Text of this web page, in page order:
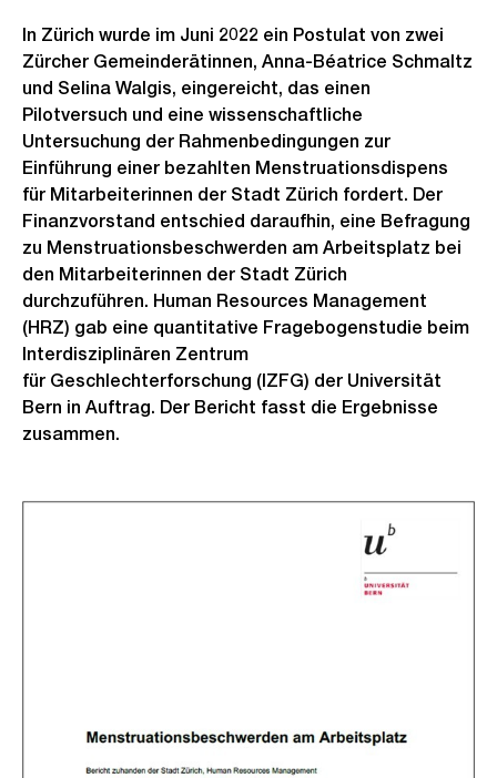
In Zürich wurde im Juni 2022 ein Postulat von zwei
Zürcher Gemeinderätinnen, Anna-Béatrice Schmaltz
und Selina Walgis, eingereicht, das einen
Pilotversuch und eine wissenschaftliche
Untersuchung der Rahmenbedingungen zur
Einführung einer bezahlten Menstruationsdispens
für Mitarbeiterinnen der Stadt Zürich fordert. Der
Finanzvorstand entschied daraufhin, eine Befragung
zu Menstruationsbeschwerden am Arbeitsplatz bei
den Mitarbeiterinnen der Stadt Zürich
durchzuführen. Human Resources Management
(HRZ) gab eine quantitative Fragebogenstudie beim
Interdisziplinären Zentrum
für Geschlechterforschung (IZFG) der Universität
Bern in Auftrag. Der Bericht fasst die Ergebnisse
zusammen.